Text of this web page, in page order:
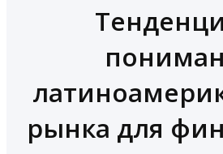
рынка для